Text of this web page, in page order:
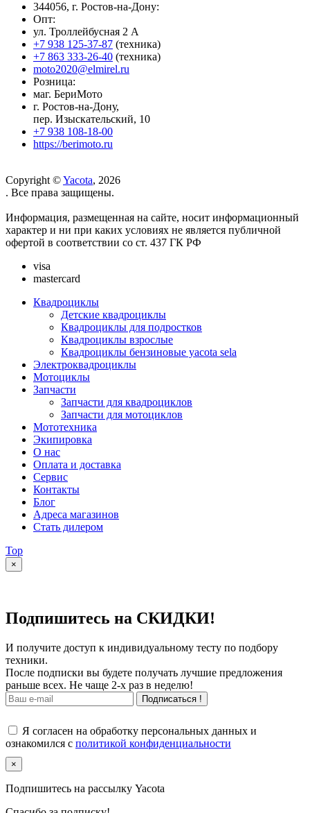
344056, г. Ростов-на-Дону:
Опт:
ул. Троллейбусная 2 А
+7 938 125-37-87 (техника)
+7 863 333-26-40 (техника)
moto2020@elmirel.ru
Розница:
маг. БериМото
г. Ростов-на-Дону,
пер. Изыскательский, 10
+7 938 108-18-00
https://berimoto.ru
Copyright ©Yacota, 2026
. Все права защищены.
Информация, размещенная на сайте, носит информационный
характер и ни при каких условиях не является публичной
офертой в соответствии со ст. 437 ГК РФ
visa
mastercard
Квадроциклы
Детские квадроциклы
Квадроциклы для подростков
Квадроциклы взрослые
Квадроциклы бензиновые yacota sela
Электроквадроциклы
Мотоциклы
Запчасти
Запчасти для квадроциклов
Запчасти для мотоциклов
Мототехника
Экипировка
О нас
Оплата и доставка
Сервис
Контакты
Блог
Адреса магазинов
Стать дилером
Top
×
Подпишитесь на СКИДКИ!
И получите доступ к индивидуальному тесту по подбору
техники.
После подписки вы будете получать лучшие предложения
раньше всех. Не чаще 2-х раз в неделю!
Подписаться !
Я согласен на обработку персональных данных и
ознакомился с политикой конфиденциальности
×
Подпишитесь на рассылку Yacota